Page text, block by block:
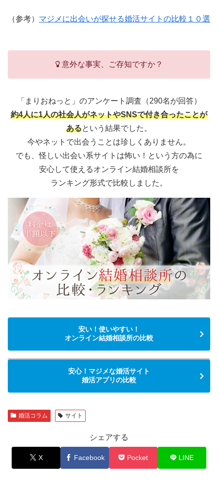
（参考） マジメに出会いが探せる婚活サイトの比較１０選
意外な事実、ご存知ですか？
「まりおねっと」のアンケート調査（290名が回答）
約4人に1人の社会人がネットやSNSで付き合ったことが
あるという結果でした。
今やネットで出会うことは珍しくありません。
でも、怪しい出会い系サイトは怖い！という方の為に
安心して使えるオンライン結婚相談所を
ランキング形式で比較しました。
安い！使いやすい！
オンライン結婚相談所の比較
安心！マジメな婚活サイト
婚活アプリの比較
婚活コラム サイト
シェアする
X Facebook Pocket LINE